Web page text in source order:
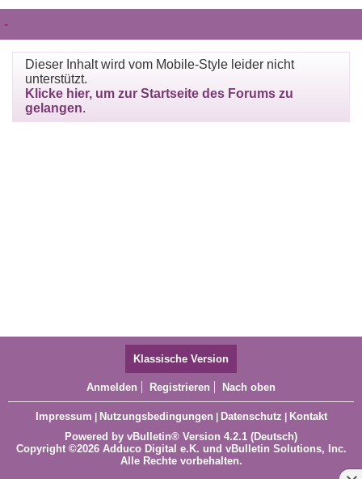
-
Dieser Inhalt wird vom Mobile-Style leider nicht
unterstützt.
Klicke hier, um zur Startseite des Forums zu
gelangen.
Klassische Version
Anmelden Registrieren Nach oben
Impressum | Nutzungsbedingungen | Datenschutz | Kontakt
Powered by vBulletin® Version 4.2.1 (Deutsch)
Copyright ©2026 Adduco Digital e.K. und vBulletin Solutions, Inc.
Alle Rechte vorbehalten.